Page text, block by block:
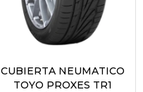
CUBIERTA NEUMATICO
TOYO PROXES TR1